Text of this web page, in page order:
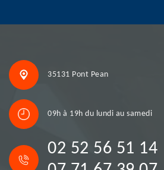
35131 Pont Pean
09h à 19h du lundi au samedi
02 52 56 51 14